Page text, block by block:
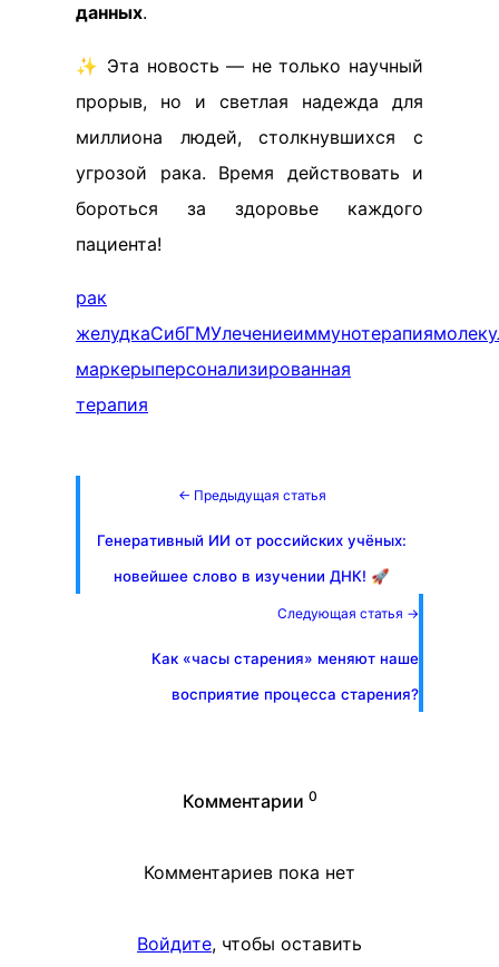
данных.
✨ Эта новость — не только научный
прорыв, но и светлая надежда для
миллиона людей, столкнувшихся с
угрозой рака. Время действовать и
бороться за здоровье каждого
пациента!
рак
желудкаСибГМУлечениеиммунотерапия
маркерыперсонализированная
терапия
← Предыдущая статья
Генеративный ИИ от российских учёных:
новейшее слово в изучении ДНК! 🚀
Следующая статья →
Как «часы старения» меняют наше
восприятие процесса старения?
Комментарии 0
Комментариев пока нет
Войдите, чтобы оставить